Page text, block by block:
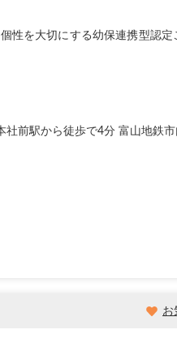
性を大切にする幼保連携型認定
社前駅から徒歩で4分 富山地鉄市
お